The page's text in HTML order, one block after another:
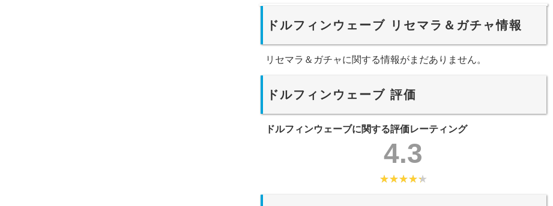
ドルフィンウェーブ リセマラ＆ガチャ情報
リセマラ＆ガチャに関する情報がまだありません。
ドルフィンウェーブ 評価
ドルフィンウェーブに関する評価レーティング
4.3